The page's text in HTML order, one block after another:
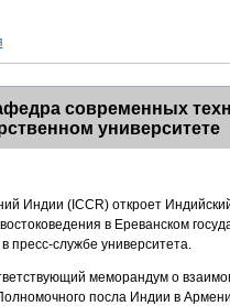
современных
университете
Индии (ICCR) откроет
в Ереванском
пресс-службе университета.
меморандум о
посла Индии в